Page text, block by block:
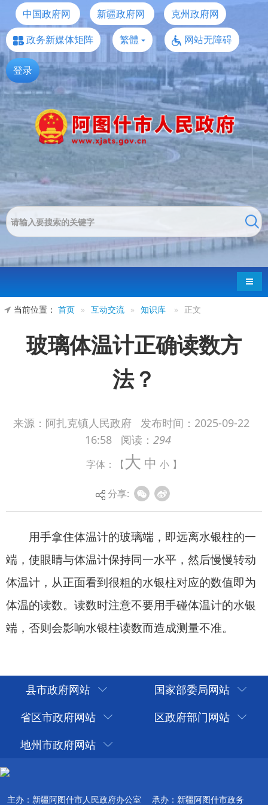
中国政府网 新疆政府网
克州政府网
政务新媒体矩阵
繁體 网站无障碍
登录
导航
当前位置： 首页 » 互动交流 » 知识库 » 正文
玻璃体温计正确读数方
法？
来源：阿扎克镇人民政府 发布时间： 2025-09-22
16:58
阅读： 294
字体：【大 中 小 】
分享:
用手拿住体温计的玻璃端，即远离水银柱的一
端，使眼睛与体温计保持同一水平，然后慢慢转动
体温计，从正面看到很粗的水银柱对应的数值即为
体温的读数。读数时注意不要用手碰体温计的水银
县市政府网站
国家部委局网站
省区市政府网站
区政府部门网站
地州市政府网站
主办：新疆阿图什市人民政府办公室 承办：新疆阿图什市政务